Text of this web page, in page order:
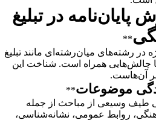
در تبلیغ
**
در رشته‌های میان‌رشته‌ای مانند تبلیغ
چالش‌هایی همراه است. شناخت این
آن‌هاست.
**
طیف وسیعی از مباحث از جمله
روابط عمومی، نشانه‌شناسی،